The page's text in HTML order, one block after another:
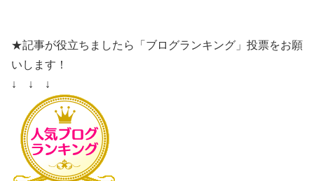
★記事が役立ちましたら「ブログランキング」投票をお願
いします！
↓ ↓ ↓